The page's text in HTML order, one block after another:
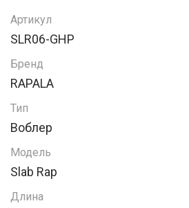
Артикул
SLR06-GHP
Бренд
RAPALA
Тип
Воблер
Модель
Slab Rap
Длина